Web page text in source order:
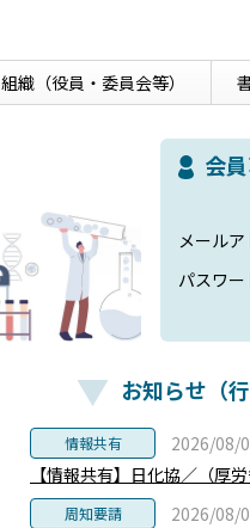
組織（役員・委員会等）
会
メールア
パスワー
お知らせ（
情報共有 2026/08/
【情報共有】日化協／（厚
周知要請 2026/08/